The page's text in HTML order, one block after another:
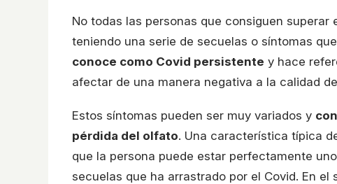
No todas las personas que consiguen superar
teniendo una serie de secuelas o síntomas
conoce como Covid persistente y hace
afectar de una manera negativa a la calidad
Estos síntomas pueden ser muy variados y
pérdida del olfato. Una característica típica
que la persona puede estar perfectamente
secuelas que ha arrastrado por el Covid. En